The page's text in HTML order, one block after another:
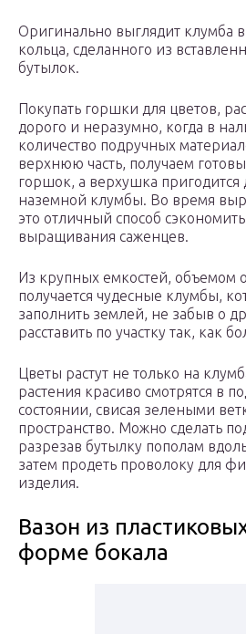
Оригинально выглядит клумба
кольца, сделанного из
бутылок.
Покупать горшки для цветов,
дорого и неразумно, когда в
количество подручных
верхнюю часть, получаем
горшок, а верхушка
наземной клумбы. Во время
это отличный способ
выращивания саженцев.
Из крупных емкостей, объемом
получается чудесные клумбы,
заполнить землей, не забыв о
расставить по участку так, как
Цветы растут не только на
растения красиво смотрятся в
состоянии, свисая зелеными
пространство. Можно сделать
разрезав бутылку пополам
затем продеть проволоку для
изделия.
Вазон из
форме бокала